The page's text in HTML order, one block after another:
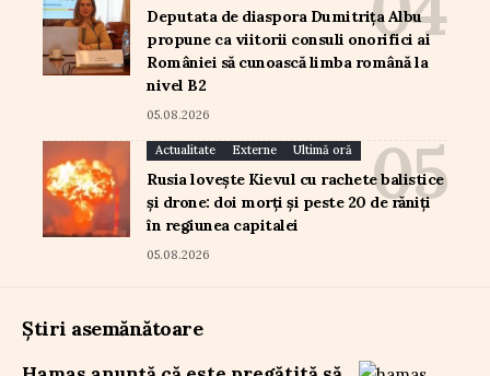
Deputata de diaspora Dumitrița Albu
propune ca viitorii consuli onorifici ai
României să cunoască limba română la
nivel B2
05.08.2026
Actualitate Externe Ultimă oră
Rusia lovește Kievul cu rachete balistice
și drone: doi morți și peste 20 de răniți
în regiunea capitalei
05.08.2026
Știri asemănătoare